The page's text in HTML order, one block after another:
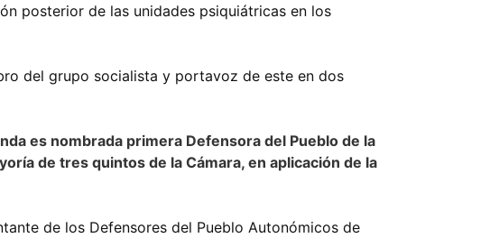
posterior de las unidades psiquiátricas en los
del grupo socialista y portavoz de este en dos
es nombrada primera Defensora del Pueblo de la
de tres quintos de la Cámara, en aplicación de la
de los Defensores del Pueblo Autonómicos de